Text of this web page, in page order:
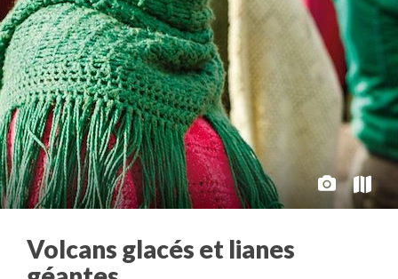
Volcans glacés et lianes